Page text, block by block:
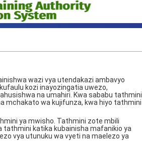
wazi vya utendakazi ambavyo
kozi inayozingatia uwezo,
na umahiri. Kwa sababu tathmini
mchakato wa kujifunza, kwa hiyo tathmini
ya mwisho. Tathmini zote mbili
katika kubainisha mafanikio ya
vya utunuku wa vyeti na maelezo ya